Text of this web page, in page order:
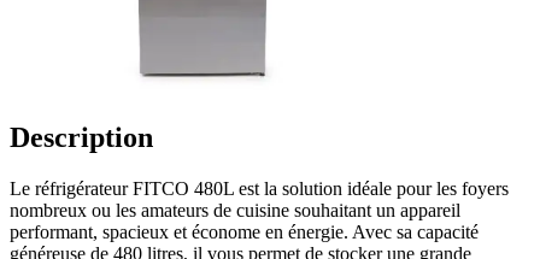
Description
Le réfrigérateur FITCO 480L est la solution idéale pour les foyers
nombreux ou les amateurs de cuisine souhaitant un appareil
performant, spacieux et économe en énergie. Avec sa capacité
généreuse de 480 litres, il vous permet de stocker une grande